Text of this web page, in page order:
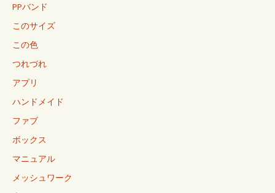
PPバンド
このサイズ
この色
つれづれ
アプリ
ハンドメイド
ファブ
ボックス
マニュアル
メッシュワーク